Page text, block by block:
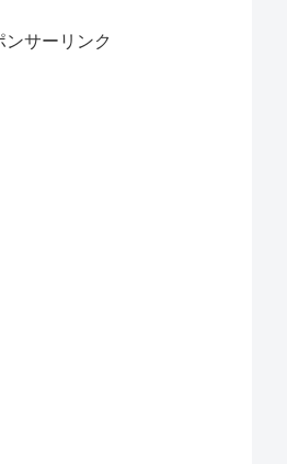
ンサーリンク